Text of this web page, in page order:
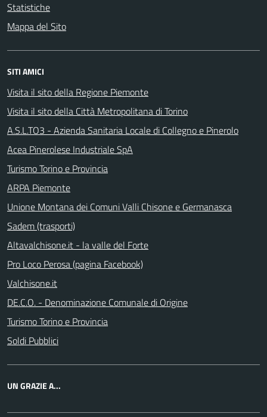
Statistiche
Mappa del Sito
SITI AMICI
Visita il sito della Regione Piemonte
Visita il sito della Città Metropolitana di Torino
A.S.L.TO3 - Azienda Sanitaria Locale di Collegno e Pinerolo
Acea Pinerolese Industriale SpA
Turismo Torino e Provincia
ARPA Piemonte
Unione Montana dei Comuni Valli Chisone e Germanasca
Sadem (trasporti)
Altavalchisone.it - la valle del Forte
Pro Loco Perosa (pagina Facebook)
Valchisone.it
DE.C.O. - Denominazione Comunale di Origine
Turismo Torino e Provincia
Soldi Pubblici
UN GRAZIE A...